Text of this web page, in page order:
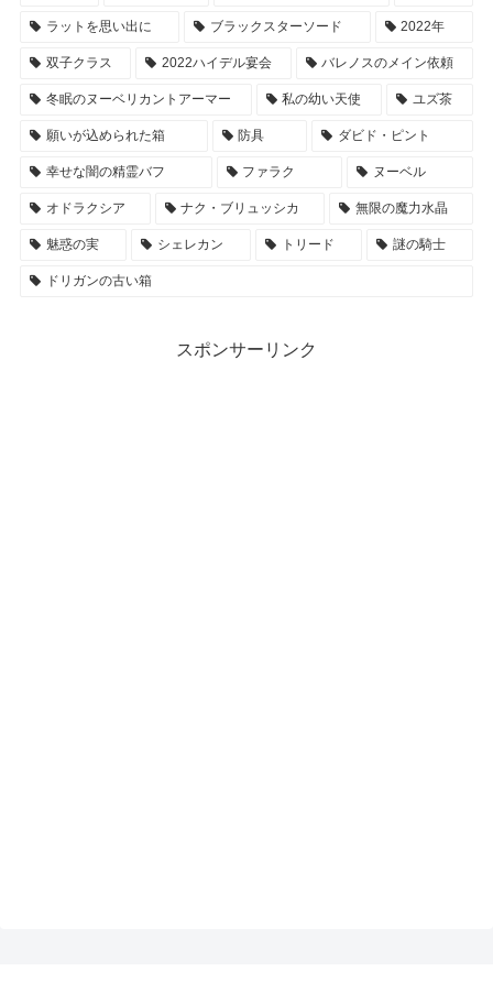
ラットを思い出に ブラックスターソード 2022年
双子クラス 2022ハイデル宴会 バレノスのメイン依頼
冬眠のヌーベリカントアーマー 私の幼い天使 ユズ茶
願いが込められた箱 防具 ダビド・ピント
幸せな闇の精霊バフ ファラク ヌーベル
オドラクシア ナク・ブリュッシカ 無限の魔力水晶
魅惑の実 シェレカン トリード 謎の騎士
ドリガンの古い箱
スポンサーリンク